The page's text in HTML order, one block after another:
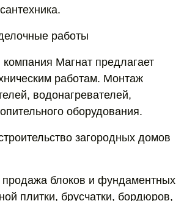
работы
компания Магнат предлагает
работам. Монтаж
водонагревателей,
оборудования.
загородных домов
продажа блоков и фундаментных
плитки, брусчатки, бордюров,